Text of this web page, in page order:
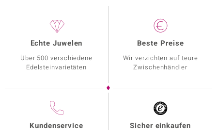
Echte Juwelen
Über 500 verschiedene
Edelsteinvarietäten
Beste Preise
Wir verzichten auf teure
Zwischenhändler
Kundenservice Sicher einkaufen